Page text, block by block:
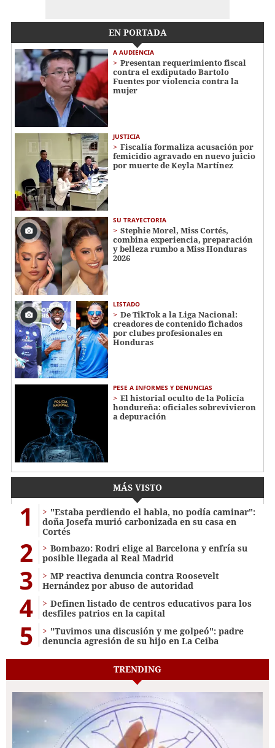
EN PORTADA
A AUDIENCIA
Presentan requerimiento fiscal
contra el exdiputado Bartolo
Fuentes por violencia contra la
mujer
JUSTICIA
Fiscalía formaliza acusación por
femicidio agravado en nuevo juicio
por muerte de Keyla Martínez
SU TRAYECTORIA
Stephie Morel, Miss Cortés,
combina experiencia, preparación
y belleza rumbo a Miss Honduras
2026
LISTADO
De TikTok a la Liga Nacional:
creadores de contenido fichados
por clubes profesionales en
Honduras
PESE A INFORMES Y DENUNCIAS
El historial oculto de la Policía
hondureña: oficiales sobrevivieron
a depuración
MÁS VISTO
1
"Estaba perdiendo el habla, no podía caminar":
doña Josefa murió carbonizada en su casa en
Cortés
2
Bombazo: Rodri elige al Barcelona y enfría su
posible llegada al Real Madrid
3
MP reactiva denuncia contra Roosevelt
Hernández por abuso de autoridad
4
Definen listado de centros educativos para los
desfiles patrios en la capital
5
"Tuvimos una discusión y me golpeó": padre
denuncia agresión de su hijo en La Ceiba
TRENDING